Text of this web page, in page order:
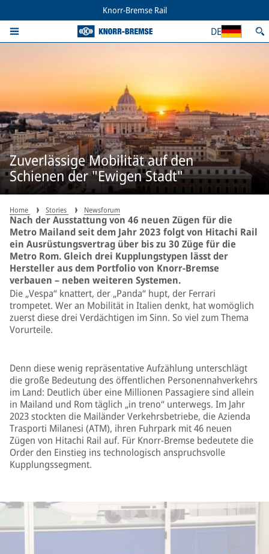
Knorr-Bremse Rail
DE
Zuverlässige Mobilität auf den
Schienen der "Ewigen Stadt"
Home Stories Newsforum
Nach der Ausstattung von 46 neuen Zügen für die
Metro Mailand seit dem Jahr 2023 folgt von Hitachi Rail
ein Ausrüstungsvertrag über bis zu 30 Züge für die
Metro Rom. Gleich drei Kupplungstypen lässt der
Hersteller aus dem Portfolio von Knorr-Bremse
verbauen – neben weiteren Systemen.
Die „Vespa“ knattert, der „Panda“ hupt, der Ferrari
trompetet. Wer an Mobilität in Italien denkt, hat womöglich
zuerst diese drei Verdächtigen im Sinn. So viel zum Thema
Vorurteile.
Denn diese wenig repräsentative Aufzählung unterschlägt
die große Bedeutung des öffentlichen Personennahverkehrs
im Land: Deutlich über eine Millionen Passagiere sind allein
in Mailand und Rom täglich „in treno“ unterwegs. Im Jahr
2023 stockten die Mailänder Verkehrsbetriebe, die Azienda
Trasporti Milanesi (ATM), ihren Fuhrpark mit 46 neuen
Zügen von Hitachi Rail auf. Für Knorr-Bremse bedeutete die
Order den Einstieg ins technologisch anspruchsvolle
Kupplungssegment.